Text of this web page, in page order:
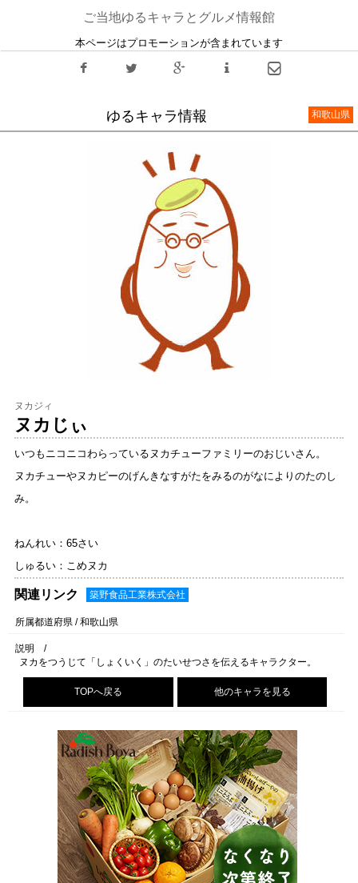
ご当地ゆるキャラとグルメ情報館
本ページはプロモーションが含まれています
ゆるキャラ情報 和歌山県
ヌカジィ
ヌカじぃ
いつもニコニコわらっているヌカチューファミリーのおじいさん。
ヌカチューやヌカピーのげんきなすがたをみるのがなによりのたのし
み。
ねんれい：65さい
しゅるい：こめヌカ
関連リンク 築野食品工業株式会社
所属都道府県 /和歌山県
説明 /
ヌカをつうじて「しょくいく」のたいせつさを伝えるキャラクター。
TOPへ戻る 他のキャラを見る